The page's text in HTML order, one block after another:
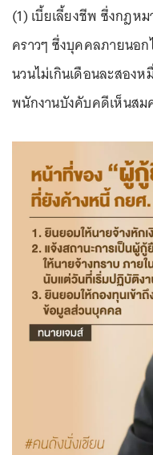
(1) เบี้ยเลี้ยงชีพ ซึ่งกฎห
คราวๆ ซึ่งบุคคลภายนอ
นวนไม่เกินเดือนละสอง
พนักงานบังคับคดีเห็นสม